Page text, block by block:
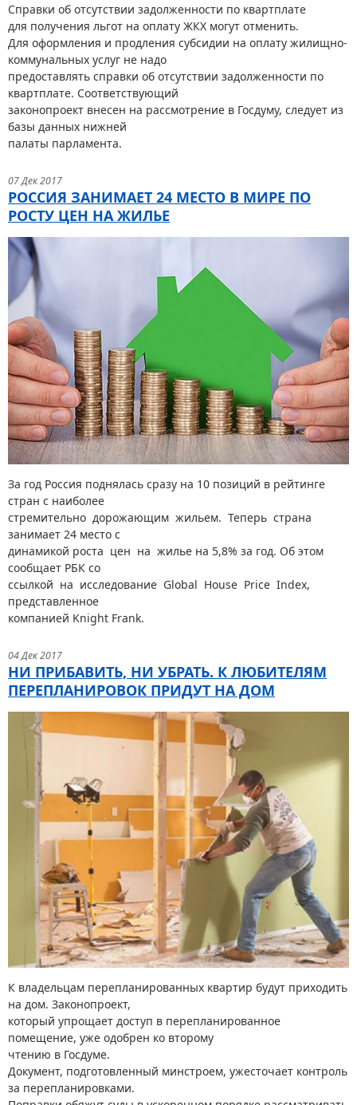
Cправки об отсутствии задолженности по квартплате
для получения льгот на оплату ЖКХ могут отменить.
Для оформления и продления субсидии на оплату жилищно-
коммунальных услуг не надо
предоставлять справки об отсутствии задолженности по
квартплате. Соответствующий
законопроект внесен на рассмотрение в Госдуму, следует из
базы данных нижней
палаты парламента.
07 Дек 2017
РОССИЯ ЗАНИМАЕТ 24 МЕСТО В МИРЕ ПО
РОСТУ ЦЕН НА ЖИЛЬЕ
За год Россия поднялась сразу на 10 позиций в рейтинге
стран с наиболее
стремительно дорожающим жильем. Теперь страна
занимает 24 место с
динамикой роста цен на жилье на 5,8% за год. Об этом
сообщает РБК со
ссылкой на исследование Global House Price Index,
представленное
компанией Knight Frank.
04 Дек 2017
НИ ПРИБАВИТЬ, НИ УБРАТЬ. К ЛЮБИТЕЛЯМ
ПЕРЕПЛАНИРОВОК ПРИДУТ НА ДОМ
К владельцам перепланированных квартир будут приходить
на дом. Законопроект,
который упрощает доступ в перепланированное
помещение, уже одобрен ко второму
чтению в Госдуме.
Документ, подготовленный минстроем, ужесточает контроль
за перепланировками.